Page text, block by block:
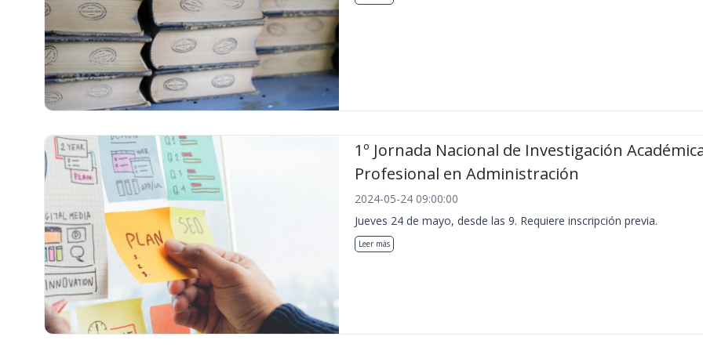
1º Jornada Nacional de Investigación
Profesional en Administración
2024-05-24 09:00:00
Jueves 24 de mayo, desde las 9. Requiere inscripción previa.
Leer más